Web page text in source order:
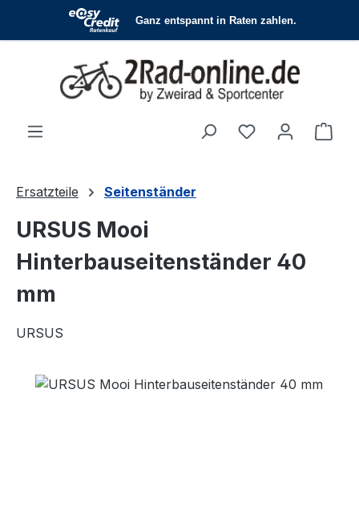
Zum Hauptinhalt springen
Du hast 0
Ersatzteile Seitenständer
URSUS Mooi
Hinterbauseitenständer 40
mm
URSUS